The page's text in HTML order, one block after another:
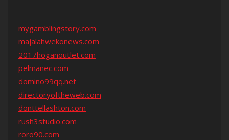
mygamblingstory.com
majalahwekonews.com
2017hoganoutlet.com
pelmanec.com
domino99qq.net
directoryoftheweb.com
donttellashton.com
rush3studio.com
roro90.com